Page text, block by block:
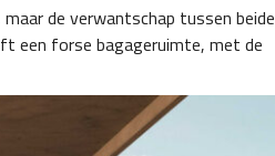
de verwantschap tussen beide
een forse bagageruimte, met de